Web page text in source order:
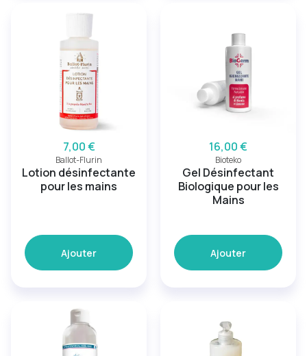
7,00 €
Ballot-Flurin
Lotion désinfectante
pour les mains
Ajouter
16,00 €
Bioteko
Gel Désinfectant
Biologique pour les
Mains
Ajouter